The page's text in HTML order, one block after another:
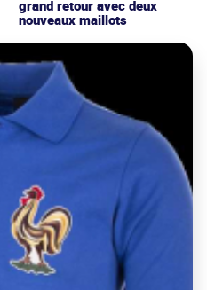
grand retour avec deux
nouveaux maillots